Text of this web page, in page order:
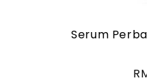
Serum